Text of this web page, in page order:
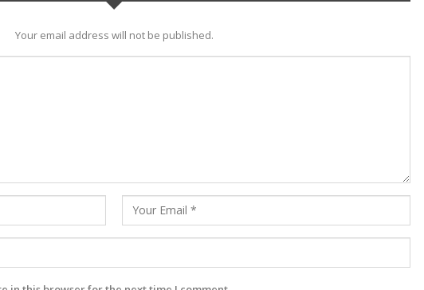
Your email address will not be published.